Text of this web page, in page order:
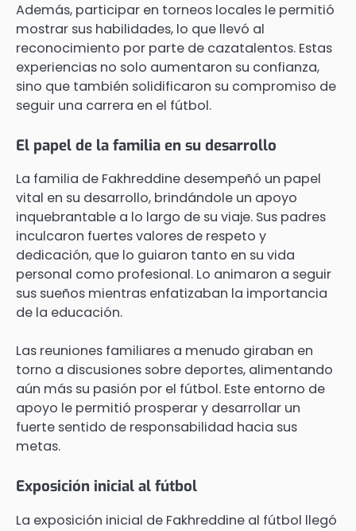
Además, participar en torneos locales le permitió
mostrar sus habilidades, lo que llevó al
reconocimiento por parte de cazatalentos. Estas
experiencias no solo aumentaron su confianza,
sino que también solidificaron su compromiso de
seguir una carrera en el fútbol.
El papel de la familia en su desarrollo
La familia de Fakhreddine desempeñó un papel
vital en su desarrollo, brindándole un apoyo
inquebrantable a lo largo de su viaje. Sus padres
inculcaron fuertes valores de respeto y
dedicación, que lo guiaron tanto en su vida
personal como profesional. Lo animaron a seguir
sus sueños mientras enfatizaban la importancia
de la educación.
Las reuniones familiares a menudo giraban en
torno a discusiones sobre deportes, alimentando
aún más su pasión por el fútbol. Este entorno de
apoyo le permitió prosperar y desarrollar un
fuerte sentido de responsabilidad hacia sus
metas.
Exposición inicial al fútbol
La exposición inicial de Fakhreddine al fútbol llegó